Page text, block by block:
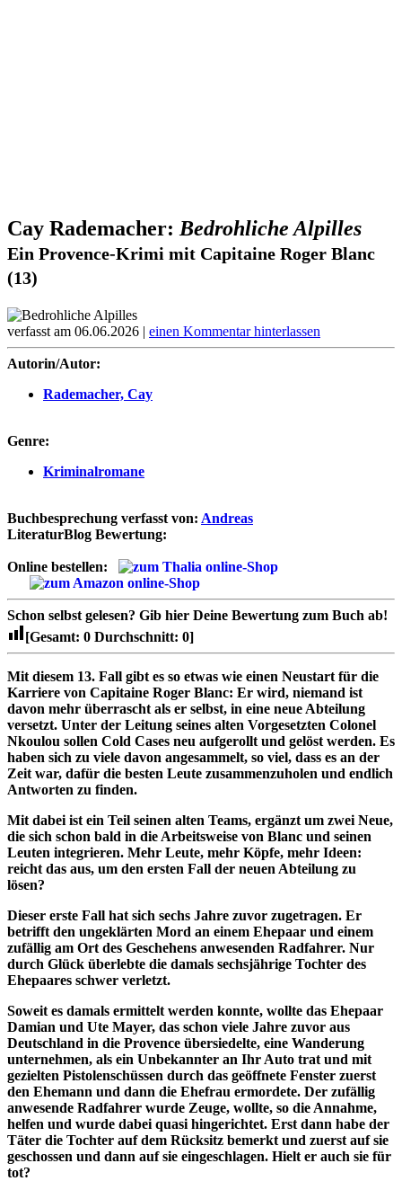
Cay Rademacher: Bedrohliche Alpilles
Ein Provence-Krimi mit Capitaine Roger Blanc
(13)
verfasst am 06.06.2026 | einen Kommentar hinterlassen
Autorin/Autor:
Rademacher, Cay
Genre:
Kriminalromane
Buchbesprechung verfasst von: Andreas
LiteraturBlog Bewertung:
Online bestellen:
Schon selbst gelesen? Gib hier Deine Bewertung zum Buch ab!
[Gesamt: 0 Durchschnitt: 0]
Mit diesem 13. Fall gibt es so etwas wie einen Neustart für die
Karriere von Capitaine Roger Blanc: Er wird, niemand ist
davon mehr überrascht als er selbst, in eine neue Abteilung
versetzt. Unter der Leitung seines alten Vorgesetzten Colonel
Nkoulou sollen Cold Cases neu aufgerollt und gelöst werden. Es
haben sich zu viele davon angesammelt, so viel, dass es an der
Zeit war, dafür die besten Leute zusammenzuholen und endlich
Antworten zu finden.
Mit dabei ist ein Teil seinen alten Teams, ergänzt um zwei Neue,
die sich schon bald in die Arbeitsweise von Blanc und seinen
Leuten integrieren. Mehr Leute, mehr Köpfe, mehr Ideen:
reicht das aus, um den ersten Fall der neuen Abteilung zu
lösen?
Dieser erste Fall hat sich sechs Jahre zuvor zugetragen. Er
betrifft den ungeklärten Mord an einem Ehepaar und einem
zufällig am Ort des Geschehens anwesenden Radfahrer. Nur
durch Glück überlebte die damals sechsjährige Tochter des
Ehepaares schwer verletzt.
Soweit es damals ermittelt werden konnte, wollte das Ehepaar
Damian und Ute Mayer, das schon viele Jahre zuvor aus
Deutschland in die Provence übersiedelte, eine Wanderung
unternehmen, als ein Unbekannter an Ihr Auto trat und mit
gezielten Pistolenschüssen durch das geöffnete Fenster zuerst
den Ehemann und dann die Ehefrau ermordete. Der zufällig
anwesende Radfahrer wurde Zeuge, wollte, so die Annahme,
helfen und wurde dabei quasi hingerichtet. Erst dann habe der
Täter die Tochter auf dem Rücksitz bemerkt und zuerst auf sie
geschossen und dann auf sie eingeschlagen. Hielt er auch sie für
tot?